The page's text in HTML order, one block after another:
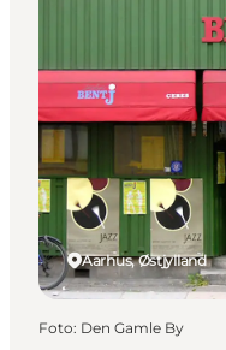
Kalender
Byer og steder
Planlæg ferien
Transport
Aarhus, Østjylland
Foto: Den Gamle By